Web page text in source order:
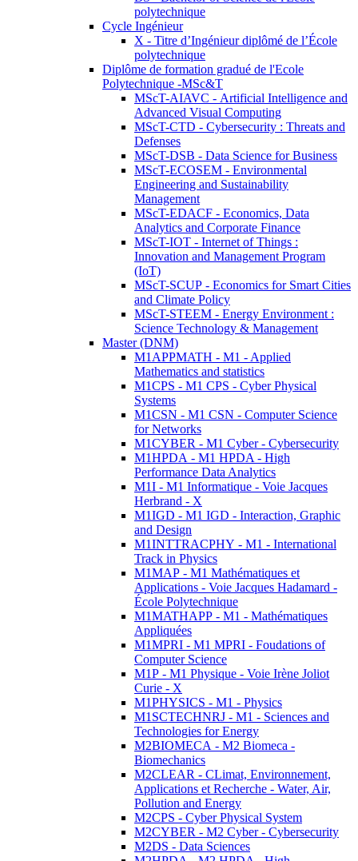
polytechnique
Cycle Ingénieur
X - Titre d’Ingénieur diplômé de l’École
polytechnique
Diplôme de formation gradué de l'Ecole
Polytechnique -MSc&T
MScT-AIAVC - Artificial Intelligence and
Advanced Visual Computing
MScT-CTD - Cybersecurity : Threats and
Defenses
MScT-DSB - Data Science for Business
MScT-ECOSEM - Environmental
Engineering and Sustainability
Management
MScT-EDACF - Economics, Data
Analytics and Corporate Finance
MScT-IOT - Internet of Things :
Innovation and Management Program
(IoT)
MScT-SCUP - Economics for Smart Cities
and Climate Policy
MScT-STEEM - Energy Environment :
Science Technology & Management
Master (DNM)
M1APPMATH - M1 - Applied
Mathematics and statistics
M1CPS - M1 CPS - Cyber Physical
Systems
M1CSN - M1 CSN - Computer Science
for Networks
M1CYBER - M1 Cyber - Cybersecurity
M1HPDA - M1 HPDA - High
Performance Data Analytics
M1I - M1 Informatique - Voie Jacques
Herbrand - X
M1IGD - M1 IGD - Interaction, Graphic
and Design
M1INTTRACPHY - M1 - International
Track in Physics
M1MAP - M1 Mathématiques et
Applications - Voie Jacques Hadamard -
École Polytechnique
M1MATHAPP - M1 - Mathématiques
Appliquées
M1MPRI - M1 MPRI - Foudations of
Computer Science
M1P - M1 Physique - Voie Irène Joliot
Curie - X
M1PHYSICS - M1 - Physics
M1SCTECHNRJ - M1 - Sciences and
Technologies for Energy
M2BIOMECA - M2 Biomeca -
Biomechanics
M2CLEAR - CLimat, Environnement,
Applications et Recherche - Water, Air,
Pollution and Energy
M2CPS - Cyber Physical System
M2CYBER - M2 Cyber - Cybersecurity
M2DS - Data Sciences